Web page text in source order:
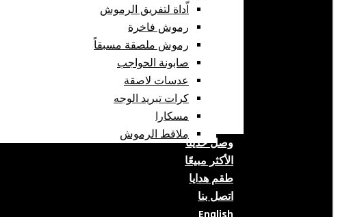
اّداة لتفريق الرموش
رموش فاخرة
رموش ملصقة مسبقاً
صابونة الحواجب
عدسات لاصقة
كرات تبريد الوجه
مسكارا
ملاقط الرموش
وصل حديثا
الأكثر مبيعًا
طقم هدايا
اتصل بنا